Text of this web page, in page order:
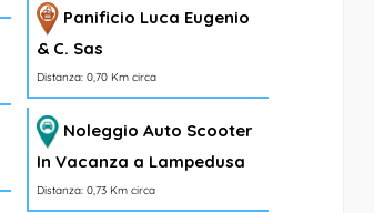
Panificio Luca Eugenio
& C. Sas
Distanza: 0,70 Km circa
Noleggio Auto Scooter
In Vacanza a Lampedusa
Distanza: 0,73 Km circa